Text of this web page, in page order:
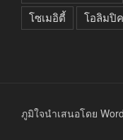
โซเมอิตี้
โอลิมปิ
ภูมิใจนำเสนอโดย